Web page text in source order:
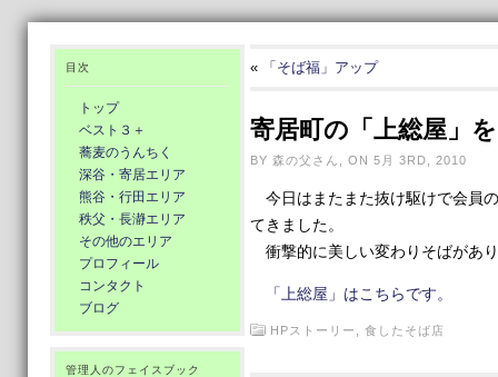
目次
トップ
ベスト３＋
蕎麦のうんちく
深谷・寄居エリア
熊谷・行田エリア
秩父・長瀞エリア
その他のエリア
プロフィール
コンタクト
ブログ
管理人のフェイスブック
« 「そば福」アップ
寄居町の「上総屋」
BY 森の父さん, ON 5月 3RD, 2010
今日はまたまた抜け駆けで会員
てきました。
衝撃的に美しい変わりそばがあ
「上総屋」はこちらです。
HPストーリー, 食したそば店